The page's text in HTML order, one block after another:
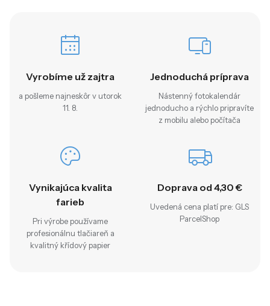
Vyrobíme už zajtra
a pošleme najneskôr v utorok
11. 8.
Jednoduchá príprava
Nástenný fotokalendár
jednoducho a rýchlo pripravíte
z mobilu alebo počítača
Vynikajúca kvalita
farieb
Pri výrobe používame
profesionálnu tlačiareň a
kvalitný křídový papier
Doprava od 4,30 €
Uvedená cena platí pre: GLS
ParcelShop